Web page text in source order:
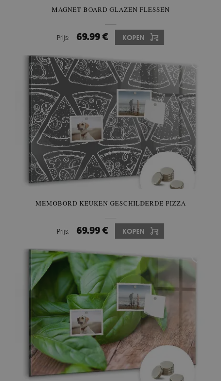
MAGNET BOARD GLAZEN FLESSEN
Prijs: 69.99 € KOPEN
MEMOBORD KEUKEN GESCHILDERDE PIZZA
Prijs: 69.99 € KOPEN